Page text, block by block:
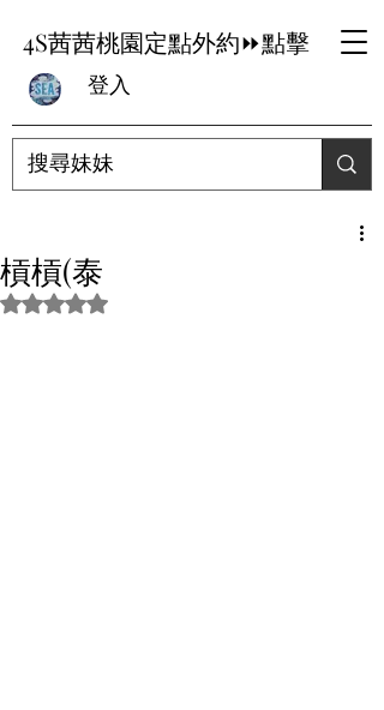
4S茜茜桃園定點外約⏩點擊
登入
槓槓(泰
評等為 NaN（最高為 5 顆星）。